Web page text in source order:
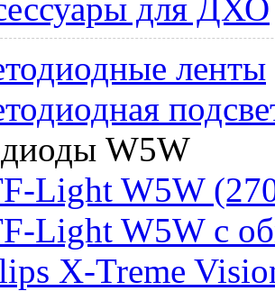
для ДХО
ленты
W5W
Light W5W
Light W5W с
X-Treme